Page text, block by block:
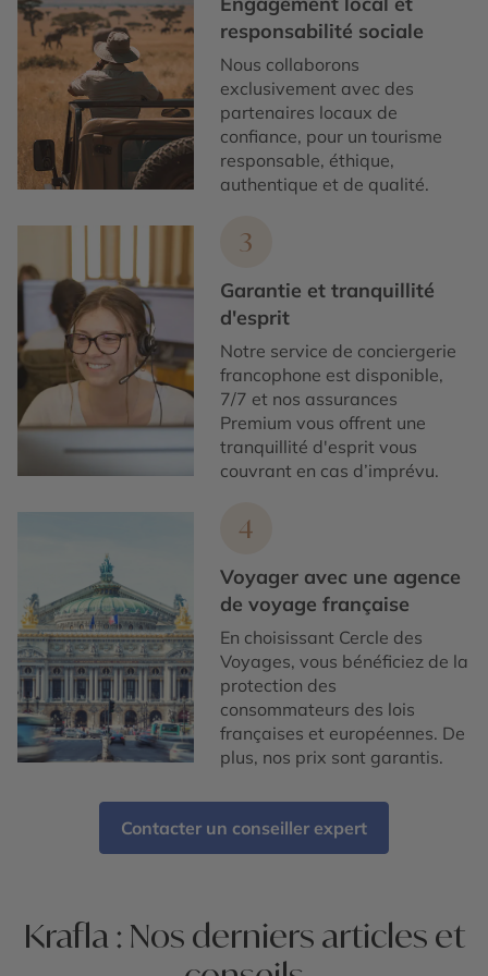
responsabilité sociale
Nous collaborons
exclusivement avec des
partenaires locaux de
confiance, pour un tourisme
responsable, éthique,
authentique et de qualité.
3
Garantie et tranquillité
d'esprit
Notre service de conciergerie
francophone est disponible,
7/7 et nos assurances
Premium vous offrent une
tranquillité d'esprit vous
couvrant en cas d’imprévu.
4
Voyager avec une agence
de voyage française
En choisissant Cercle des
Voyages, vous bénéficiez de la
protection des
consommateurs des lois
françaises et européennes. De
plus, nos prix sont garantis.
Contacter un conseiller expert
Krafla : Nos derniers articles et